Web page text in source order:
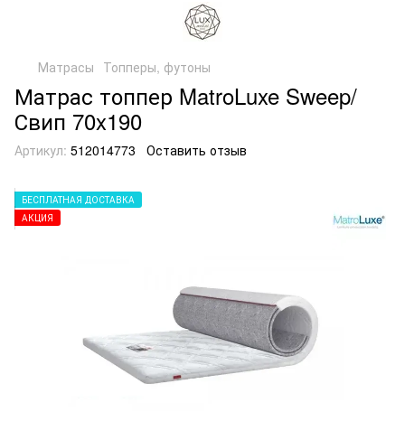
Матрасы Топперы, футоны
Матрас топпер MatroLuxe Sweep/
Свип 70x190
Артикул: 512014773 Оставить отзыв
БЕСПЛАТНАЯ ДОСТАВКА
АКЦИЯ